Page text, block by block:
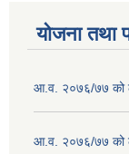
योजना तथा
आ.व. २०७६/७७ को
आ.व. २०७६/७७ को